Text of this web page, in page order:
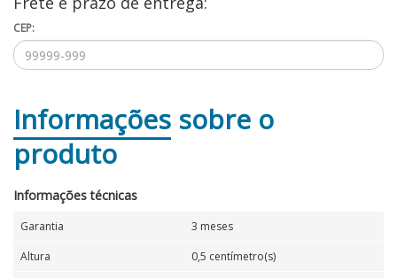
CEP:
Informações sobre o
produto
Informações técnicas
Garantia
3 meses
Altura
0,5 centímetro(s)